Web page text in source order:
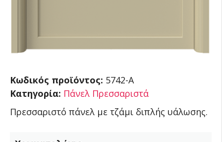
Κωδικός προϊόντος: 5742-A
Κατηγορία: Πάνελ Πρεσσαριστά
Πρεσσαριστό πάνελ με τζάμι διπλής υάλωσης.